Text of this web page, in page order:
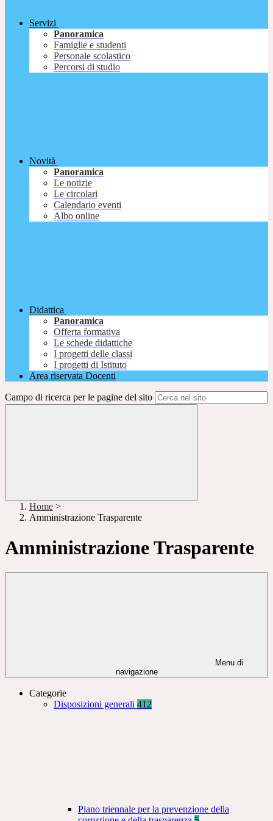
Servizi
Panoramica
Famiglie e studenti
Personale scolastico
Percorsi di studio
Novità
Panoramica
Le notizie
Le circolari
Calendario eventi
Albo online
Didattica
Panoramica
Offerta formativa
Le schede didattiche
I progetti delle classi
I progetti di Istituto
Area riservata Docenti
Campo di ricerca per le pagine del sito
Home >
Amministrazione Trasparente
Amministrazione Trasparente
Menu di
navigazione
Categorie
Disposizioni generali 412
Piano triennale per la prevenzione della